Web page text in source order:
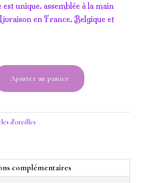
est unique, assemblée à la main
en France, Belgique et
Ajouter au panier
d'oreilles
complémentaires